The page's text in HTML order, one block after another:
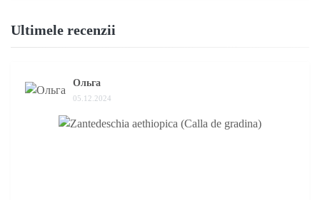
Ultimele recenzii
Ольга
05.12.2024